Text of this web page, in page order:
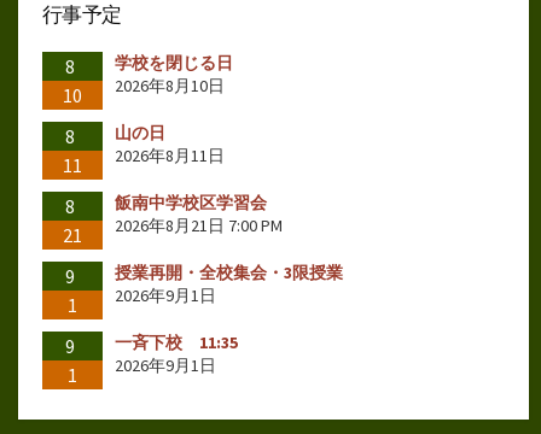
行事予定
8
10
学校を閉じる日
2026年8月10日
8
11
山の日
2026年8月11日
8
21
飯南中学校区学習会
2026年8月21日 7:00 PM
9
1
授業再開・全校集会・3限授業
2026年9月1日
9
1
一斉下校 11:35
2026年9月1日